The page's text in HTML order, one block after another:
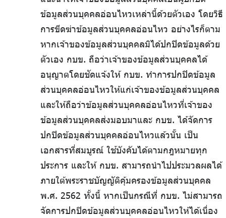
ข้อมูลส่วนบุคคลอ่อนไหวเหล่านี้ด้วยตัวเอง โดยวิธี
การขีดฆ่าข้อมูลส่วนบุคคลอ่อนไหว อย่างไรก็ตาม
หากเจ้าของข้อมูลส่วนบุคคลมิได้ปกปิดข้อมูลด้วย
ตัวเอง กบข. ถือว่าเจ้าของข้อมูลส่วนบุคคลได้
อนุญาตโดยชัดแจ้งให้ กบข. ทำการปกปิดข้อมูล
ส่วนบุคคลอ่อนไหวให้แก่เจ้าของข้อมูลส่วนบุคคล
และให้ถือว่าข้อมูลส่วนบุคคลอ่อนไหวที่เจ้าของ
ข้อมูลส่วนบุคคลส่งมอบมาและ กบข. ได้จัดการ
ปกปิดข้อมูลส่วนบุคคลอ่อนไหวแล้วนั้น เป็น
เอกสารที่สมบูรณ์ ใช้บังคับได้ตามกฎหมายทุก
ประการ และให้ กบข. สามารถนำไปประมวลผลได้
ภายใต้พระราชบัญญัติคุ้มครองข้อมูลส่วนบุคคล
พ.ศ. 2562 ทั้งนี้ หากเป็นกรณีที่ กบข. ไม่สามารถ
จัดการปกปิดข้อมูลส่วนบุคคลอ่อนไหวให้ได้เนื่อง